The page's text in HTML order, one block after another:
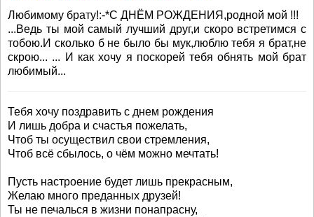
Любимому брату!:-*С ДНЁМ РОЖДЕНИЯ,родной мой !!!
...Ведь ты мой самый лучший друг,и скоро встретимся с
тобою.И сколько б не было бы мук,люблю тебя я брат,не
скрою... ... И как хочу я поскорей тебя обнять мой брат
любимый...
Тебя хочу поздравить с днем рождения
И лишь добра и счастья пожелать,
Чтоб ты осуществил свои стремления,
Чтоб всё сбылось, о чём можно мечтать!
Пусть настроение будет лишь прекрасным,
Желаю много преданных друзей!
Ты не печалься в жизни понапрасну,